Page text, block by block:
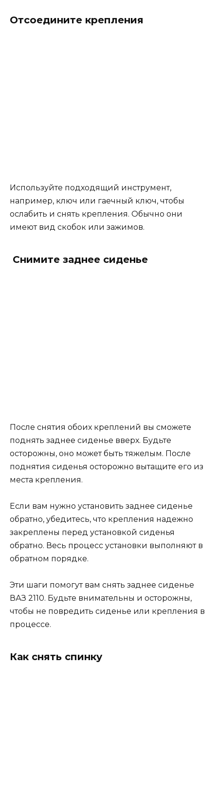
Отсоедините крепления
Используйте подходящий инструмент,
например, ключ или гаечный ключ, чтобы
ослабить и снять крепления. Обычно они
имеют вид скобок или зажимов.
Снимите заднее сиденье
После снятия обоих креплений вы сможете
поднять заднее сиденье вверх. Будьте
осторожны, оно может быть тяжелым. После
поднятия сиденья осторожно вытащите его из
места крепления.
Если вам нужно установить заднее сиденье
обратно, убедитесь, что крепления надежно
закреплены перед установкой сиденья
обратно. Весь процесс установки выполняют в
обратном порядке.
Эти шаги помогут вам снять заднее сиденье
ВАЗ 2110. Будьте внимательны и осторожны,
чтобы не повредить сиденье или крепления в
процессе.
Как снять спинку